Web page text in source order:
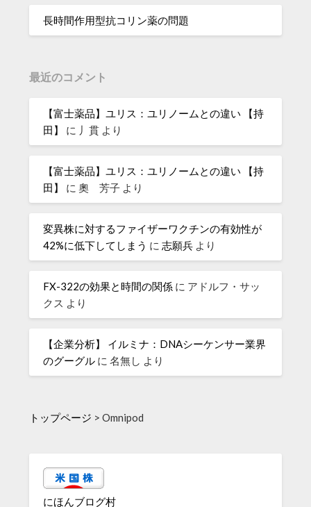
長時間作用型抗コリン薬の問題
最近のコメント
【富士薬品】ユリス：ユリノームとの違い 【持
田】
に 丿貫 より
【富士薬品】ユリス：ユリノームとの違い 【持
田】
に奧 芳子 より
変異株に対するファイザーワクチンの有効性が
42%に低下してしまう に志願兵 より
FX-322の効果と時間の関係 に アドルフ・サッ
クス より
【企業分析】 イルミナ：DNAシーケンサー業界
のグーグル に名無し より
トップページ >Omnipod
にほんブログ村